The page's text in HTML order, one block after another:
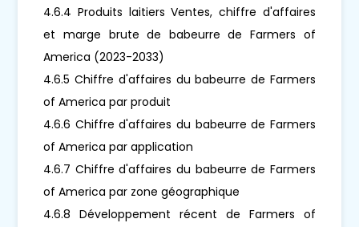
4.6.4 Produits laitiers Ventes, chiffre d'affaires
et marge brute de babeurre de Farmers of
America (2023-2033)
4.6.5 Chiffre d'affaires du babeurre de Farmers
of America par produit
4.6.6 Chiffre d'affaires du babeurre de Farmers
of America par application
4.6.7 Chiffre d'affaires du babeurre de Farmers
of America par zone géographique
4.6.8 Développement récent de Farmers of